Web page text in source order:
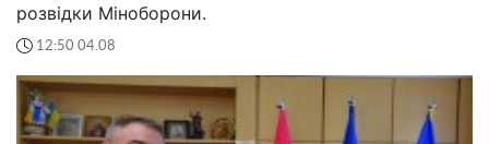
розвідки Міноборони.
12:50 04.08